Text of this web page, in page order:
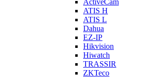
ActiveCam
ATIS H
ATIS L
Dahua
EZ-IP
Hikvision
Hiwatch
TRASSIR
ZKTeco